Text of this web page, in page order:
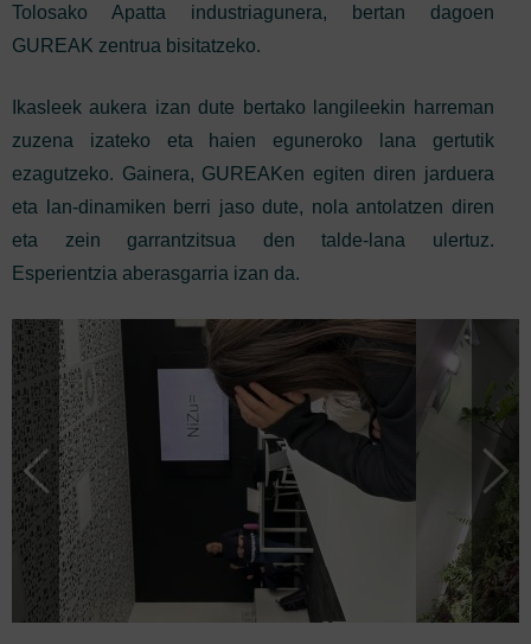
Tolosako Apatta industriagunera, bertan dagoen
GUREAK zentrua bisitatzeko.
Ikasleek aukera izan dute bertako langileekin harreman
zuzena izateko eta haien eguneroko lana gertutik
ezagutzeko. Gainera, GUREAKen egiten diren jarduera
eta lan-dinamiken berri jaso dute, nola antolatzen diren
eta zein garrantzitsua den talde-lana ulertuz.
Esperientzia aberasgarria izan da.